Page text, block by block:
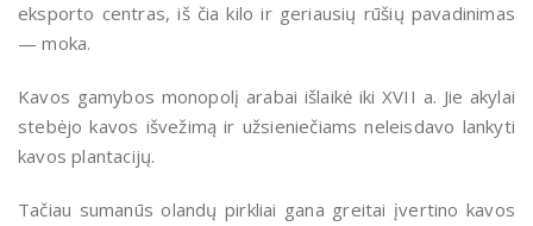
eksporto centras, iš čia kilo ir geriausių rūšių pavadinimas
— moka.
Kavos gamybos monopolį arabai išlaikė iki XVII a. Jie akylai
stebėjo kavos išvežimą ir užsieniečiams neleisdavo lankyti
kavos plantacijų.
Tačiau sumanūs olandų pirkliai gana greitai įvertino kavos